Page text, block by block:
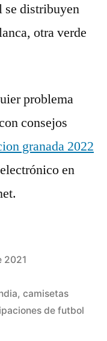
se distribuyen
otra verde
problema
consejos
granada 2022
en
2021
, camisetas
de futbol